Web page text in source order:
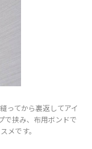
ってから裏返してアイ
で挟み、布用ボンドで
メです。